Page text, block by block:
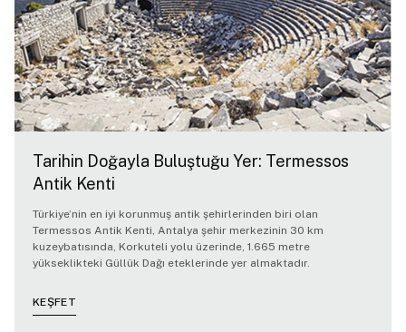
Tarihin Doğayla Buluştuğu Yer: Termessos
Antik Kenti
Türkiye’nin en iyi korunmuş antik şehirlerinden biri olan
Termessos Antik Kenti, Antalya şehir merkezinin 30 km
kuzeybatısında, Korkuteli yolu üzerinde, 1.665 metre
yükseklikteki Güllük Dağı eteklerinde yer almaktadır.
KEŞFET